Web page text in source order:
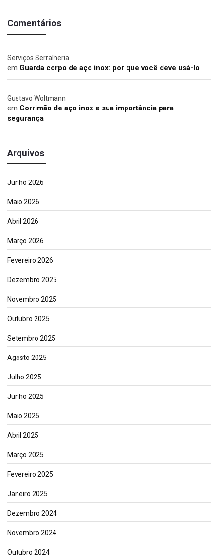
Comentários
Serviços Serralheria
em Guarda corpo de aço inox: por que você deve usá-lo
Gustavo Woltmann
em Corrimão de aço inox e sua importância para
segurança
Arquivos
Junho 2026
Maio 2026
Abril 2026
Março 2026
Fevereiro 2026
Dezembro 2025
Novembro 2025
Outubro 2025
Setembro 2025
Agosto 2025
Julho 2025
Junho 2025
Maio 2025
Abril 2025
Março 2025
Fevereiro 2025
Janeiro 2025
Dezembro 2024
Novembro 2024
Outubro 2024